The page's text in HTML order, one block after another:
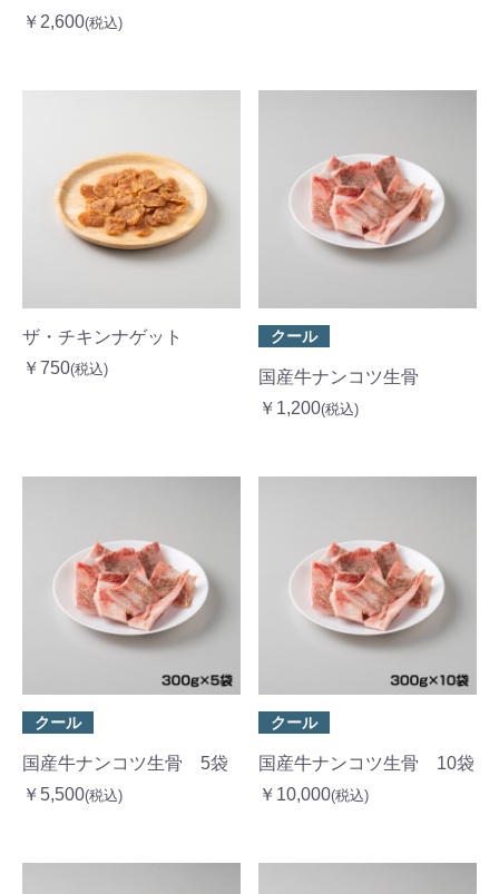
￥2,600(税込)
ザ・チキンナゲット
￥750(税込)
クール
国産牛ナンコツ生骨
￥1,200(税込)
クール
国産牛ナンコツ生骨 5袋
￥5,500(税込)
クール
国産牛ナンコツ生骨 10袋
￥10,000(税込)